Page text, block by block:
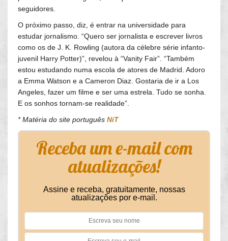
seguidores.
O próximo passo, diz, é entrar na universidade para
estudar jornalismo. “Quero ser jornalista e escrever livros
como os de J. K. Rowling (autora da célebre série infanto-
juvenil Harry Potter)”, revelou à “Vanity Fair”. “Também
estou estudando numa escola de atores de Madrid. Adoro
a Emma Watson e a Cameron Diaz. Gostaria de ir a Los
Angeles, fazer um filme e ser uma estrela. Tudo se sonha.
E os sonhos tornam-se realidade”.
* Matéria do site português NiT
Receba um e-mail com
atualizações!
Assine e receba, gratuitamente, nossas
atualizações por e-mail.